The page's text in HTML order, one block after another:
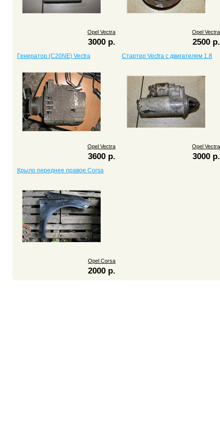
Opel Vectra
3000 р.
Opel Vectra
2500 р.
Генератор (C20NE) Vectra
Opel Vectra
3600 р.
Стартер Vectra c двигателем 1.8
Opel Vectra
3000 р.
Крыло переднее правое Corsa
Opel Corsa
2000 р.